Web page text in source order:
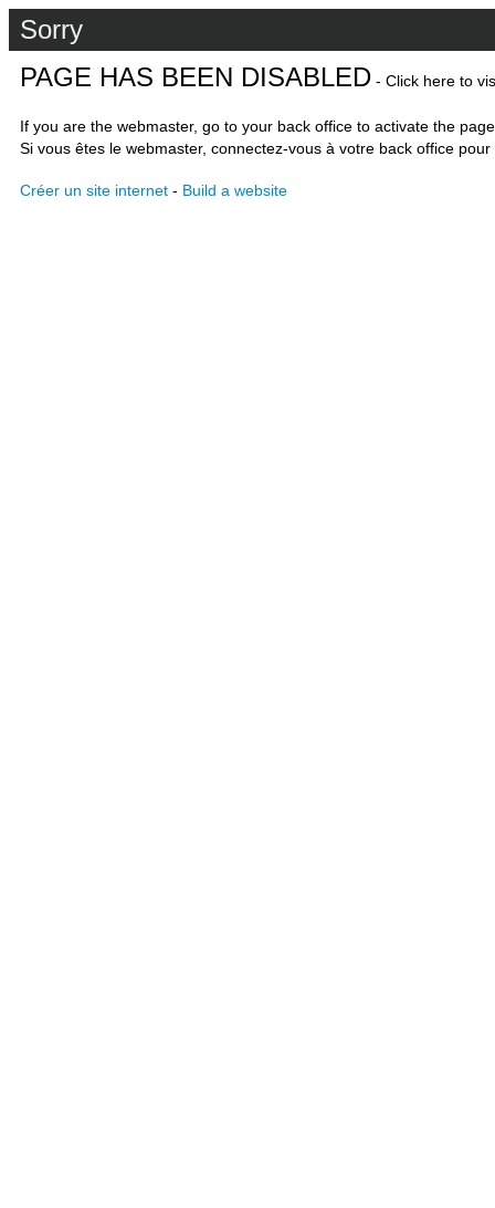
Sorry
PAGE HAS BEEN DISABLED - Click here to
If you are the webmaster, go to your back office to activate the
Si vous êtes le webmaster, connectez-vous à votre back office
Créer un site internet - Build a website